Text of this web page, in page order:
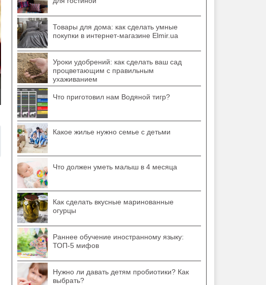
Товары для дома: как сделать умные
покупки в интернет-магазине Elmir.ua
Уроки удобрений: как сделать ваш сад
процветающим с правильным
ухаживанием
Что приготовил нам Водяной тигр?
Какое жилье нужно семье с детьми
Что должен уметь малыш в 4 месяца
Как сделать вкусные маринованные
огурцы
Раннее обучение иностранному языку:
ТОП-5 мифов
Нужно ли давать детям пробиотики? Как
выбрать?